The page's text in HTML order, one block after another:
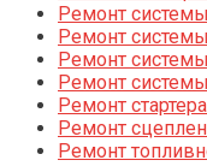
Ремонт
Ремонт
Ремонт
Ремонт
Ремонт
Ремонт
Ремонт